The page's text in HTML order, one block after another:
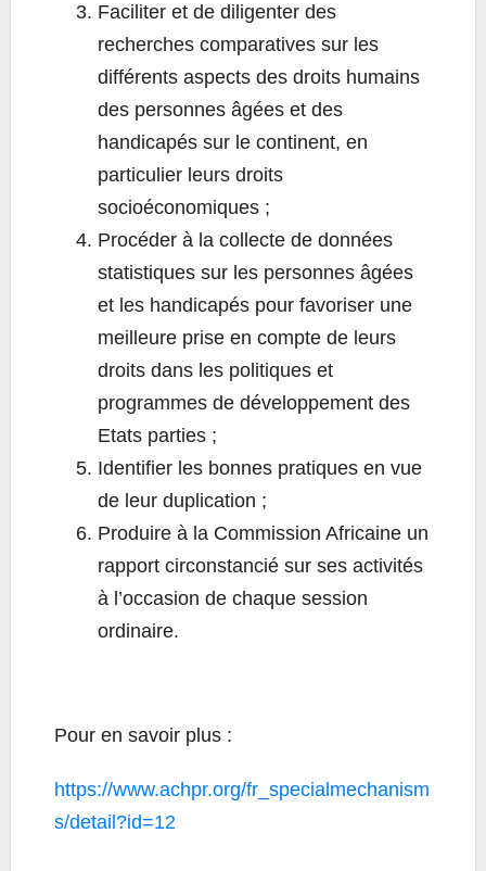
Faciliter et de diligenter des
recherches comparatives sur les
différents aspects des droits humains
des personnes âgées et des
handicapés sur le continent, en
particulier leurs droits
socioéconomiques ;
Procéder à la collecte de données
statistiques sur les personnes âgées
et les handicapés pour favoriser une
meilleure prise en compte de leurs
droits dans les politiques et
programmes de développement des
Etats parties ;
Identifier les bonnes pratiques en vue
de leur duplication ;
Produire à la Commission Africaine un
rapport circonstancié sur ses activités
à l’occasion de chaque session
ordinaire.
Pour en savoir plus :
https://www.achpr.org/fr_specialmechanism
s/detail?id=12